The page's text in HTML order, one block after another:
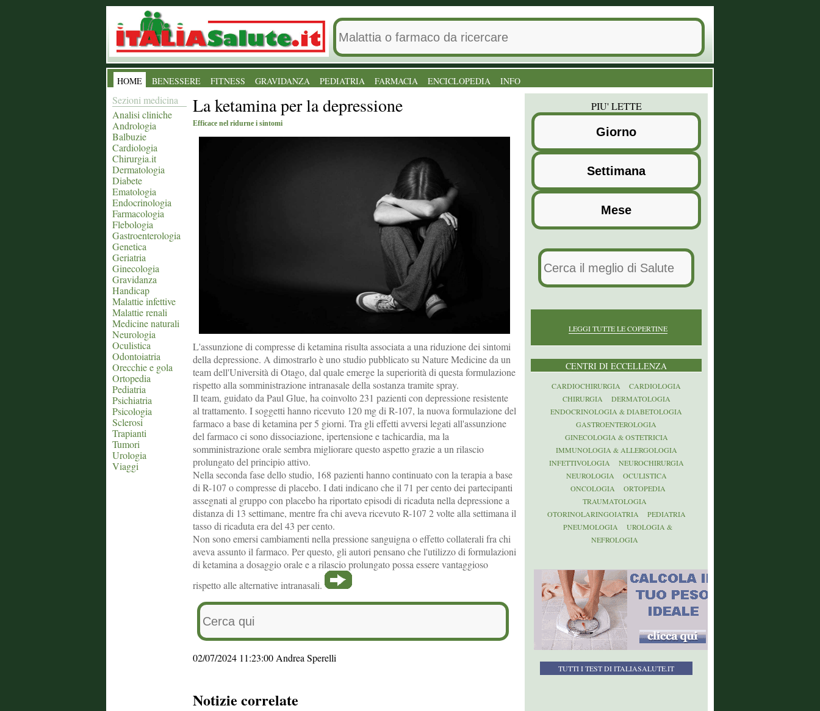
HOME BENESSERE FITNESS GRAVIDANZA PEDIATRIA FARMACIA ENCICLOPEDIA INFO
Sezioni medicina
Analisi cliniche
Andrologia
Balbuzie
Cardiologia
Chirurgia.it
Dermatologia
Diabete
Ematologia
Endocrinologia
Farmacologia
Flebologia
Gastroenterologia
Genetica
Geriatria
Ginecologia
Gravidanza
Handicap
Malattie infettive
Malattie renali
Medicine naturali
Neurologia
Oculistica
Odontoiatria
Orecchie e gola
Ortopedia
Pediatria
Psichiatria
Psicologia
Sclerosi
Trapianti
Tumori
Urologia
Viaggi
La ketamina per la depressione
Efficace nel ridurne i sintomi
L'assunzione di compresse di ketamina risulta associata a una riduzione dei sintomi
della depressione. A dimostrarlo è uno studio pubblicato su Nature Medicine da un
team dell'Università di Otago, dal quale emerge la superiorità di questa formulazione
rispetto alla somministrazione intranasale della sostanza tramite spray.
Il team, guidato da Paul Glue, ha coinvolto 231 pazienti con depressione resistente
al trattamento. I soggetti hanno ricevuto 120 mg di R-107, la nuova formulazione del
farmaco a base di ketamina per 5 giorni. Tra gli effetti avversi legati all'assunzione
del farmaco ci sono dissociazione, ipertensione e tachicardia, ma la
somministrazione orale sembra migliorare questo aspetto grazie a un rilascio
prolungato del principio attivo.
Nella seconda fase dello studio, 168 pazienti hanno continuato con la terapia a base
di R-107 o compresse di placebo. I dati indicano che il 71 per cento dei partecipanti
assegnati al gruppo con placebo ha riportato episodi di ricaduta nella depressione a
distanza di 13 settimane, mentre fra chi aveva ricevuto R-107 2 volte alla settimana il
tasso di ricaduta era del 43 per cento.
Non sono emersi cambiamenti nella pressione sanguigna o effetto collaterali fra chi
aveva assunto il farmaco. Per questo, gli autori pensano che l'utilizzo di formulazioni
di ketamina a dosaggio orale e a rilascio prolungato possa essere vantaggioso
rispetto alle alternative intranasali.
02/07/2024 11:23:00 Andrea Sperelli
Notizie correlate
PIU' LETTE
LEGGI TUTTE LE COPERTINE
CENTRI DI ECCELLENZA
CARDIOCHIRURGIA
CARDIOLOGIA
CHIRURGIA
DERMATOLOGIA
ENDOCRINOLOGIA & DIABETOLOGIA
GASTROENTEROLOGIA
GINECOLOGIA & OSTETRICIA
IMMUNOLOGIA & ALLERGOLOGIA
INFETTIVOLOGIA
NEUROCHIRURGIA
NEUROLOGIA
OCULISTICA
ONCOLOGIA
ORTOPEDIA
TRAUMATOLOGIA
OTORINOLARINGOIATRIA
PEDIATRIA
PNEUMOLOGIA
UROLOGIA &
NEFROLOGIA
TUTTI I TEST DI ITALIASALUTE.IT